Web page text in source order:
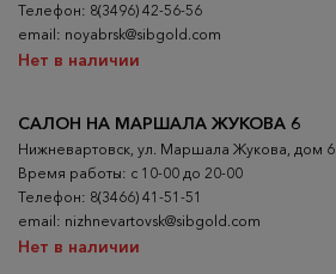
Телефон: 8(3496) 42-56-56
email: noyabrsk@sibgold.com
Нет в наличии
САЛОН НА МАРШАЛА ЖУКОВА 6
Нижневартовск, ул. Маршала Жукова, дом 6
Время работы: с 10-00 до 20-00
Телефон: 8(3466) 41-51-51
email: nizhnevartovsk@sibgold.com
Нет в наличии